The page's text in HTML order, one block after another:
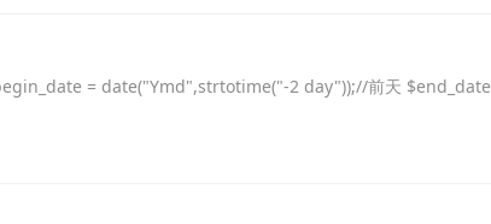
= date("Ymd",strtotime("-2 day"));//前天 $end_date